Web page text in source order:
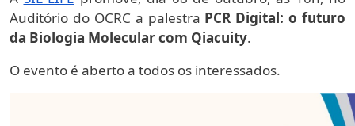
Auditório do OCRC a palestra PCR Digital: o futuro
da Biologia Molecular com Qiacuity.
O evento é aberto a todos os interessados.